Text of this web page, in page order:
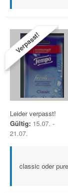
Verpasst!
Leider verpasst!
Gültig: 15.07. -
21.07.
classic oder